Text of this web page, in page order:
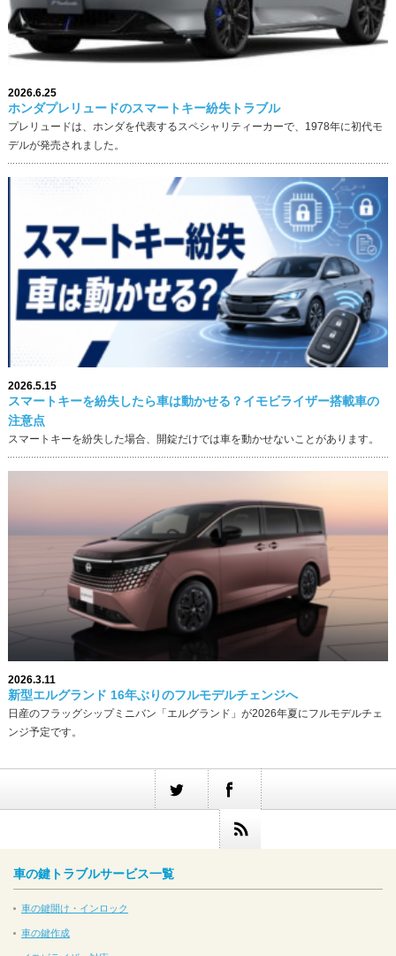
2026.6.25
ホンダプレリュードのスマートキー紛失トラブル
プレリュードは、ホンダを代表するスペシャリティーカーで、1978年に初代モ
デルが発売されました。
2026.5.15
スマートキーを紛失したら車は動かせる？イモビライザー搭載車の
注意点
スマートキーを紛失した場合、開錠だけでは車を動かせないことがあります。
2026.3.11
新型エルグランド 16年ぶりのフルモデルチェンジへ
日産のフラッグシップミニバン「エルグランド」が2026年夏にフルモデルチェ
ンジ予定です。
車の鍵トラブルサービス一覧
車の鍵開け・インロック
車の鍵作成